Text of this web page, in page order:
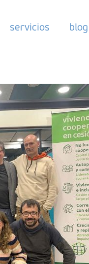
servicios blog